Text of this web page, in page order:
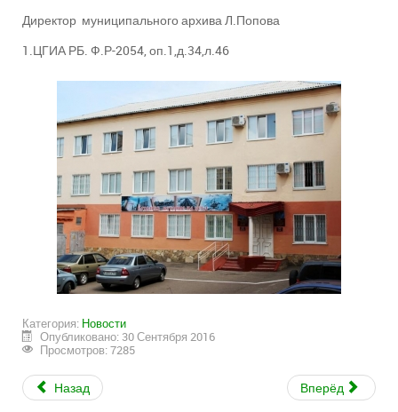
Директор муниципального архива Л.Попова
1.ЦГИА РБ. Ф.Р-2054, оп.1,д.34,л.46
Категория: Новости
Опубликовано: 30 Сентября 2016
Просмотров: 7285
Назад Вперёд